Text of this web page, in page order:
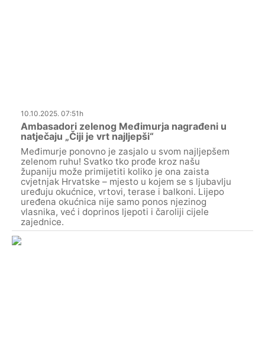
10.10.2025. 07:51h
Ambasadori zelenog Međimurja nagrađeni u
natječaju „Čiji je vrt najljepši“
Međimurje ponovno je zasjalo u svom najljepšem
zelenom ruhu! Svatko tko prođe kroz našu
županiju može primijetiti koliko je ona zaista
cvjetnjak Hrvatske – mjesto u kojem se s ljubavlju
uređuju okućnice, vrtovi, terase i balkoni. Lijepo
uređena okućnica nije samo ponos njezinog
vlasnika, već i doprinos ljepoti i čaroliji cijele
zajednice.